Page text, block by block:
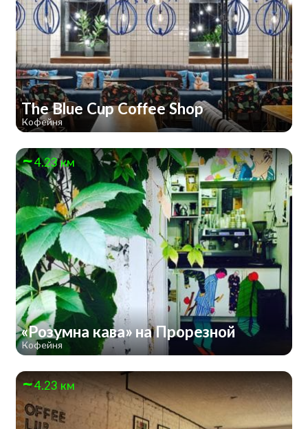
The Blue Cup Coffee Shop
Кофейня
4.23 км
«Розумна кава» на Прорезной
Кофейня
4.23 км